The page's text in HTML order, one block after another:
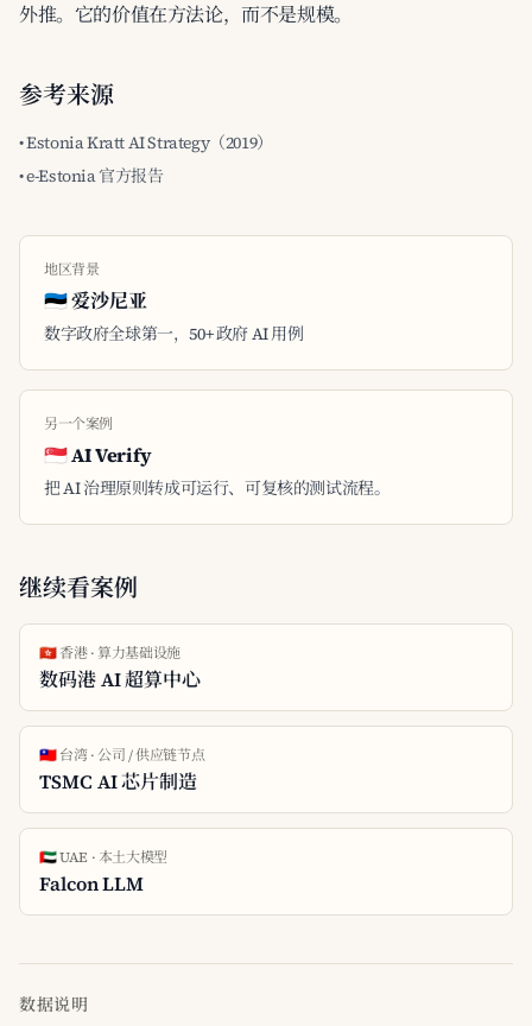
外推。它的价值在方法论，而不是规模。
参考来源
• Estonia Kratt AI Strategy（2019）
• e-Estonia 官方报告
地区背景
🇪🇪 爱沙尼亚
数字政府全球第一，50+ 政府 AI 用例
另一个案例
🇸🇬 AI Verify
把 AI 治理原则转成可运行、可复核的测试流程。
继续看案例
🇭🇰 香港 · 算力基础设施
数码港 AI 超算中心
🇹🇼 台湾 · 公司 / 供应链节点
TSMC AI 芯片制造
🇦🇪 UAE · 本土大模型
Falcon LLM
数据说明